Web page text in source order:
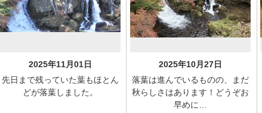
2025年11月01日
先日まで残っていた葉もほとん
どが落葉しました。
2025年10月27日
落葉は進んでいるものの、まだ
秋らしさはあります！どうぞお
早めに…